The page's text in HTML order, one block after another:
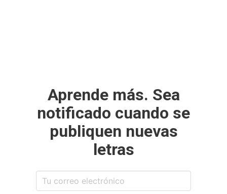
Aprende más. Sea
notificado cuando se
publiquen nuevas
letras